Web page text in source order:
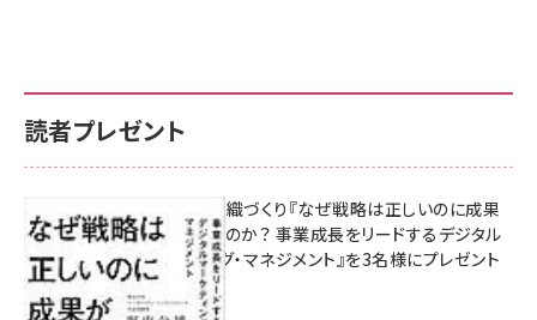
読者プレゼント
成果を生む組織づくり『なぜ戦略は正しいのに成果
があがらないのか？ 事業成長をリードするデジタル
マーケティング・マネジメント』を3名様にプレゼント
8月7日 10:00